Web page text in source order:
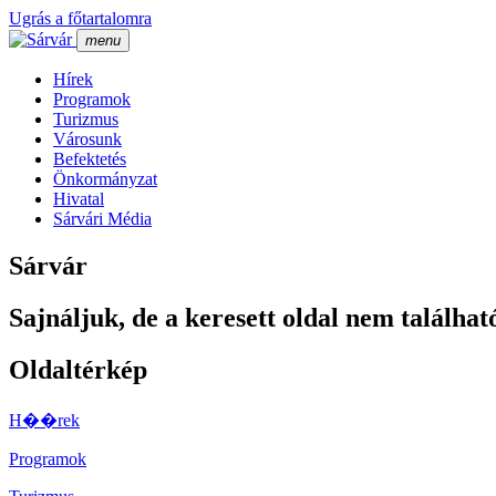
Ugrás a főtartalomra
menu
Hí­rek
Programok
Turizmus
Városunk
Befektetés
Önkormányzat
Hivatal
Sárvári Média
Sárvár
Sajnáljuk, de a keresett oldal nem
Oldaltérkép
H��rek
Programok